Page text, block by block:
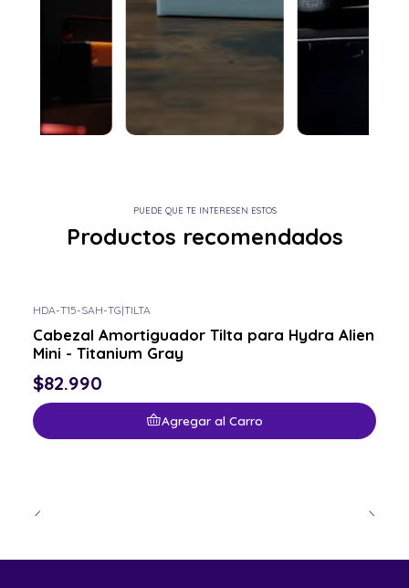
PUEDE QUE TE INTERESEN ESTOS
Productos recomendados
HDA-T15-SAH-TG|TILTA
Cabezal Amortiguador Tilta para Hydra Alien
Mini - Titanium Gray
$82.990
Agregar al Carro